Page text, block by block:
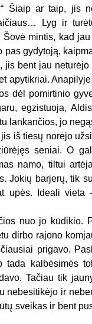
Šiaip ar taip, jis
Lyg ir
mintis, kad
pas gydytoją,
jis bent jau neturėjo
apytikriai.
dėl pomirtinio
egzistuoja,
lankančios, jo
iš tiesų norėjo
seniai. O
namo, tiltui
Jokių barjerų, tik
upės. Ideali vieta
nuo jo kūdikio.
dirbo rajono
prigavo.
tada kalbėsimės
Tačiau tik
nebesitikėjo ir
sveikas ir bent